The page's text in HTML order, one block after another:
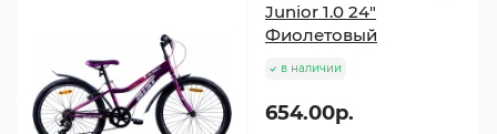
Junior 1.0 24"
Фиолетовый
в наличии
654.00р.